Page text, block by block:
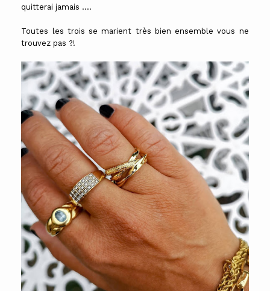
quitterai jamais ....
Toutes les trois se marient très bien ensemble vous ne
trouvez pas ?!